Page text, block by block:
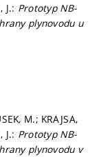
J.: Prototyp NB-
plynovodu u
M.; KRAJSA,
J.: Prototyp NB-
plynovodu v